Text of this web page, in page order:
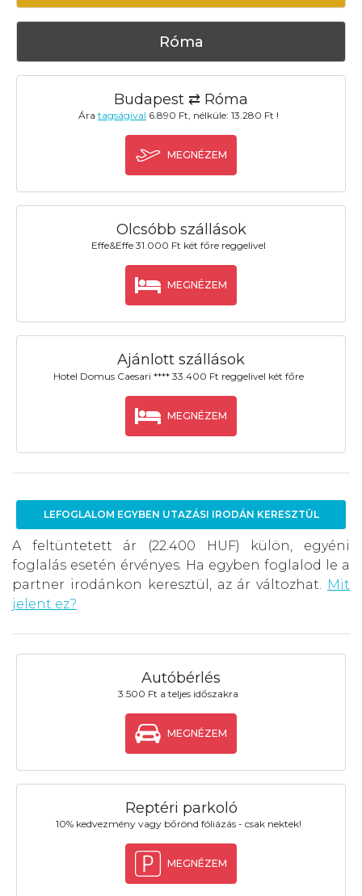
Róma
Budapest ⇄ Róma
Ára tagságival 6.890 Ft, nélküle: 13.280 Ft !
MEGNÉZEM
Olcsóbb szállások
Effe&Effe 31.000 Ft két főre reggelivel
MEGNÉZEM
Ajánlott szállások
Hotel Domus Caesari **** 33.400 Ft reggelivel két főre
MEGNÉZEM
LEFOGLALOM EGYBEN UTAZÁSI IRODÁN KERESZTÜL
A feltüntetett ár (22.400 HUF) külön, egyéni
foglalás esetén érvényes. Ha egyben foglalod le a
partner irodánkon keresztül, az ár változhat.
Mit
jelent ez?
Autóbérlés
3.500 Ft a teljes időszakra
MEGNÉZEM
Reptéri parkoló
10% kedvezmény vagy bőrönd fóliázás - csak nektek!
MEGNÉZEM